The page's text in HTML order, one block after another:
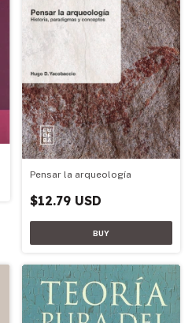
Pensar la arqueología
$12.79 USD